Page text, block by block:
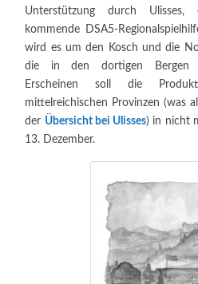
Unterstützung durch
kommende DSA5-
wird es um den Kosch und die
die in den dortigen Bergen
Erscheinen soll die
mittelreichischen Provinzen (was
der Übersicht bei Ulisses) in nicht
13. Dezember.